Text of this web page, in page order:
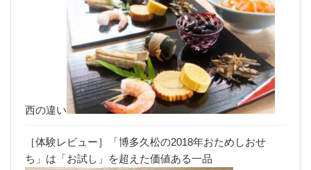
西の違い
［体験レビュー］「博多久松の2018年おためしおせ
ち」は「お試し」を超えた価値ある一品